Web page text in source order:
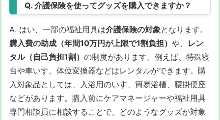
Q. 介護保険を使ってグッズを購入できますか？
A. はい、一部の福祉用具は介護保険の対象となります。
購入費の助成（年間10万円が上限で1割負担） や、 レン
タル（自己負担1割） の制度があります。例えば、特殊寝
台や車いす、体位変換器などはレンタルができます。購
入対象品としては、入浴用のいす、簡易浴槽、腰掛便座
などがあります。購入前にケアマネージャーや福祉用具
専門相談員に相談することで、どのようなグッズが対象